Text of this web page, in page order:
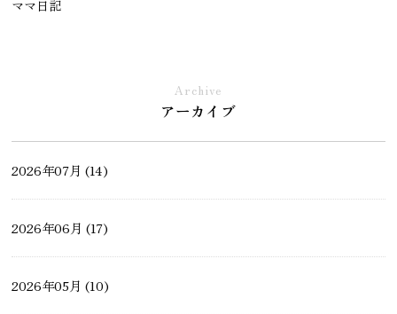
ママ日記
モデルハウスができるまで
ペットと暮らす家
薪ストーブ・ペレットストーブ
Archive
アーカイブ
2026年07月 (14)
2026年06月 (17)
2026年05月 (10)